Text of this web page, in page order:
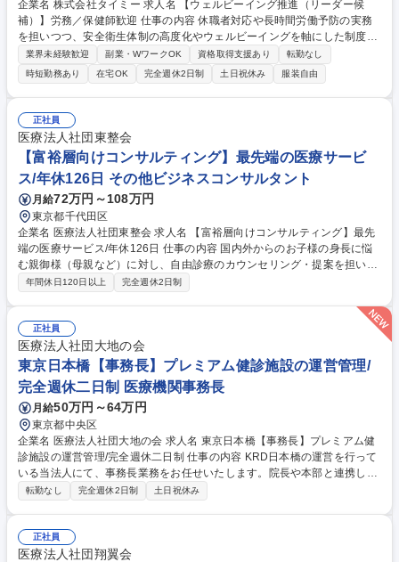
企業名 株式会社タイミー 求人名 【ウェルビーイング推進（リーダー候
補）】労務／保健師歓迎 仕事の内容 休職者対応や長時間労働予防の実務
を担いつつ、安全衛生体制の高度化やウェルビーイングを軸にした制度設
計をお任せします。再発防止・予防を前提とした組織全体の仕組みづくり
を主導する役割です。 ■ ウェルビーイング領域の設計・高度化 ・健康管
理体制の進化・休職再発防止設計 ・長時間労働予防設計・ウェルビーイン
グ指標の設計／可視化 ■ 実務推進 ・休職／体調不良者対応 ・ストレスチ
ェック、衛生委員会運営 募集職種 【ウェルビーイング推進（リーダー候
補）】労務／保健師歓迎
業界未経験歓迎 副業・WワークOK 資格取得支援あり
転勤なし
時短勤務あり
在宅OK 完全週休2日制 土日祝休み 服装自由
正社員
医療法人社団東整会
【富裕層向けコンサルティング】最先端の医療サービ
ス/年休126日 その他ビジネスコンサルタント
月給72万円～108万円
東京都千代田区
企業名 医療法人社団東整会 求人名 【富裕層向けコンサルティング】最先
端の医療サービス/年休126日 仕事の内容 国内外からのお子様の身長に悩
む親御様（母親など）に対し、自由診療のカウンセリング・提案を担いま
す。丁寧なヒアリングを通じて不安を解消し、最適な治療プランを提案す
ルティング ・親御様が抱える不安や治療期間・予算等に関するヒアリング
の実施 ・身長データ解析・専門資料を用いた具体的な治療プランの提案・
成約 ・カウンセリングに付随する提案資料の作成、および数値データの管
理 ・公式ＬIＮE等を活用した、患者様（親御様）からの問い合わせ返信
・将来的なメンバーの育成サポート、カウンセリングプロセスの改善 募集
職種 【富裕層向けコンサルティング】最先端の医療サービス/年休126日
年間休日120日以上 完全週休2日制
正社員
医療法人社団大地の会
東京日本橋【事務長】プレミアム健診施設の運営管理/
完全週休二日制 医療機関事務長
月給50万円～64万円
東京都中央区
企業名 医療法人社団大地の会 求人名 東京日本橋【事務長】プレミアム健
診施設の運営管理/完全週休二日制 仕事の内容 KRD日本橋の運営を行って
いる当法人にて、事務長業務をお任せいたします。院長や本部と連携し、
日々の運営を安定させながら受診者増加と収益管理を推進する「施設運営
務管理■経営管理：事業計画策定、予実管理、KPI把握と改善提案■受診者
増加活動：紹介元・会員施策・法人営業等の受診者獲得■外部業者対応：
転勤なし 完全週休2日制 土日祝休み
正社員
医療法人社団翔翼会